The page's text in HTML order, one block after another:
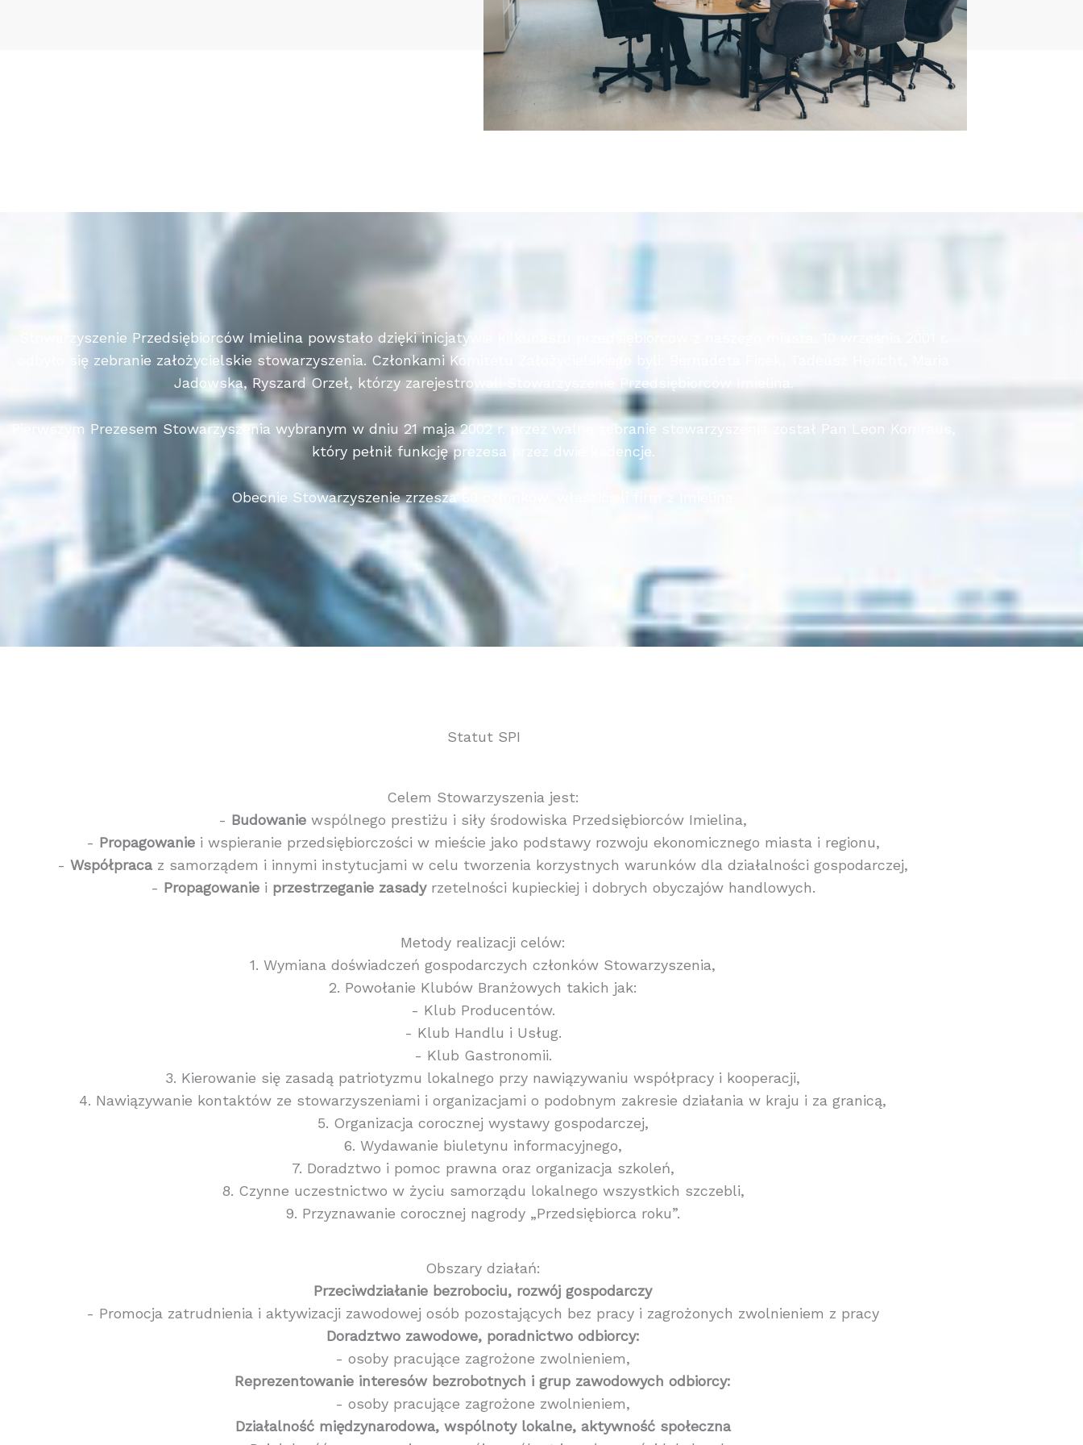
Stowarzyszenie Przedsiębiorców Imielina powstało dzięki inicjatywie kilkunastu przedsiębiorców z naszego miasta. 10 września 2001 r.
odbyło się zebranie założycielskie stowarzyszenia. Członkami Komitetu Założycielskiego byli: Bernadeta Ficek, Tadeusz Hericht, Maria
Jadowska, Ryszard Orzeł, którzy zarejestrowali Stowarzyszenie Przedsiębiorców Imielina.
Pierwszym Prezesem Stowarzyszenia wybranym w dniu 21 maja 2002 r. przez walne zebranie stowarzyszenia został Pan Leon Komraus,
który pełnił funkcję prezesa przez dwie kadencje.
Obecnie Stowarzyszenie zrzesza 60 członków, właścicieli firm z Imielina.
Statut SPI
Celem Stowarzyszenia jest:
- Budowanie wspólnego prestiżu i siły środowiska Przedsiębiorców Imielina,
- Propagowaniei wspieranie przedsiębiorczości w mieście jako podstawy rozwoju ekonomicznego miasta i regionu,
-Współpracaz samorządem i innymi instytucjami w celu tworzenia korzystnych warunków dla działalności gospodarczej,
- Propagowaniei przestrzeganie zasadyrzetelności kupieckiej i dobrych obyczajów handlowych.
Metody realizacji celów:
1. Wymiana doświadczeń gospodarczych członków Stowarzyszenia,
2. Powołanie Klubów Branżowych takich jak:
- Klub Producentów.
- Klub Handlu i Usług.
- Klub Gastronomii.
3. Kierowanie się zasadą patriotyzmu lokalnego przy nawiązywaniu współpracy i kooperacji,
4. Nawiązywanie kontaktów ze stowarzyszeniami i organizacjami o podobnym zakresie działania w kraju i za granicą,
5. Organizacja corocznej wystawy gospodarczej,
6. Wydawanie biuletynu informacyjnego,
7. Doradztwo i pomoc prawna oraz organizacja szkoleń,
8. Czynne uczestnictwo w życiu samorządu lokalnego wszystkich szczebli,
9. Przyznawanie corocznej nagrody „Przedsiębiorca roku”.
Obszary działań:
Przeciwdziałanie bezrobociu, rozwój gospodarczy
- Promocja zatrudnienia i aktywizacji zawodowej osób pozostających bez pracy i zagrożonych zwolnieniem z pracy
Doradztwo zawodowe, poradnictwo odbiorcy:
- osoby pracujące zagrożone zwolnieniem,
Reprezentowanie interesów bezrobotnych i grup zawodowych odbiorcy:
- osoby pracujące zagrożone zwolnieniem,
Działalność międzynarodowa, wspólnoty lokalne, aktywność społeczna